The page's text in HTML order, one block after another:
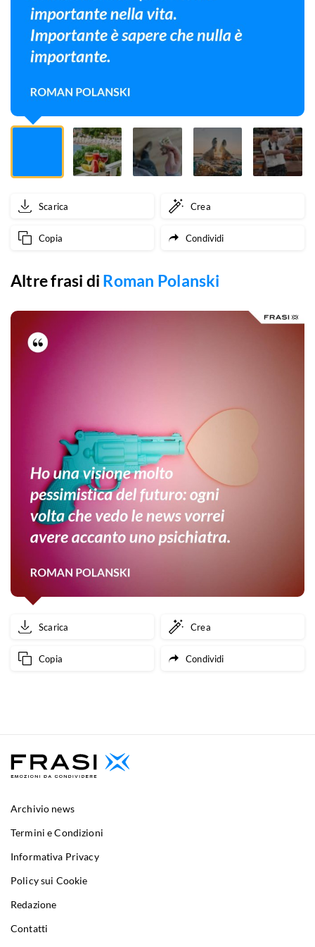
importante
nella
vita.
Importante
è
sapere
che
nulla
è
Scarica Crea
Copia Condividi
Altre frasi di Roman Polanski
Scarica Crea
Copia Condividi
Archivio news
Termini e Condizioni
Informativa Privacy
Policy sui Cookie
Redazione
Contatti